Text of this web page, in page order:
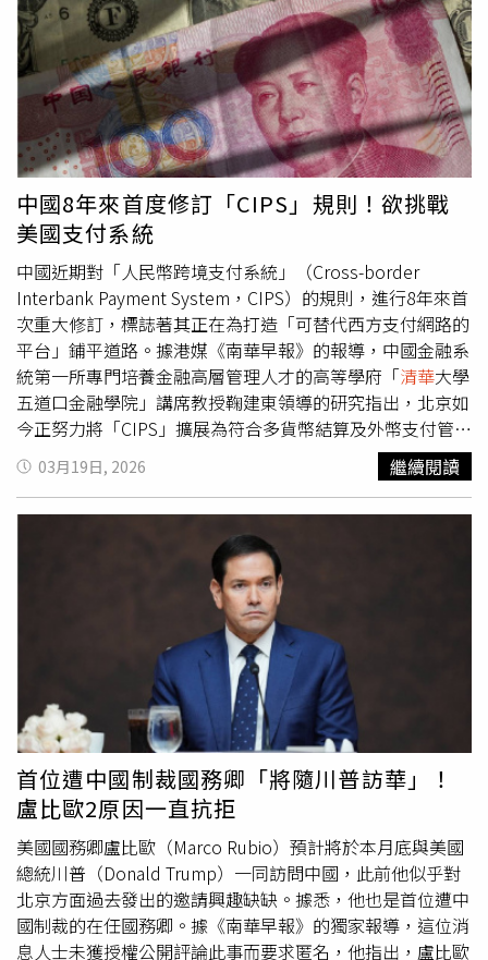
祖克伯曾於2019年發布Libra白皮書，聯合23家大型商業巨
頭成立協會，欲發行穩定幣。可想像臉書在發布前必曾告知
主管機關，但因穩定幣是全新的概念，主管機關最初可能未
了解未來有何影響，在最後意識到可能無法控制時一改態
度，踩了煞車，Fed聯手世界各國央行封殺，在2021年聯準
會主席鮑爾更曾言「若有了數位美元，就不需要穩定幣」，
最終協會成員紛紛退出，臉書宣布結束計畫。川普在2024
年7月時的宣示，等同決定了CBDC及穩定幣的升降。去年3
月我至香港時曾與財庫主管餐敘，當時對方提及香港將通過
穩定幣條例，但港幣本身即為非數位化的穩定幣，與美元聯
繫掛勾，我詢問是否有其他目的才須再發行穩定幣？對方避
而不答，但從日後香港的政策（5/21立法會通過穩定幣條
例，5/30刊憲）可知香港穩定幣政策的目的在於「境外人民
幣穩定幣」，其考量有二，首先，去中心化與共產主義矛
盾，中國不會以境內人民幣作為發行穩定幣的基礎，其二，
若以境內人民幣發行，出現問題時將影響整體中國金融市
場，但境外人民幣則無此憂慮。去年6月2日，香港穩定幣條
例刊憲後幾天，在台北某論壇，我提及「香港的立法，將是
貨幣代理人戰爭的序幕」，從英鎊、日圓至歐元，美元一直
以來想方設法阻擋其他貨幣挑戰美元霸權，如今，面對中
國，美元和境外人民幣間的貨幣戰爭不無可能，中國表面鴨
子划水，實則默默佈局，只是數位貨幣牽涉
decentralized（去中心化），近期有新聞表示中國官方態
度不願穩定幣過於火熱，可能也與當時臉書欲發行Libra相
似，對於穩定幣的後續影響謹慎面對。放眼各國，新加坡、
日本、韓國及歐盟除美元穩定幣外，即使比例不高，也都開
始推行自己貨幣的穩定幣，如日本已於2025年10月發行全
球首個日圓穩定幣，牽涉本國貨幣話語權之事，不可不慎。
台灣「虛擬資產服務法」已於去年6月送交行政院，立委日
前質詢金管會彭主委，法案何時送交立院，彭主委也無從回
答，且時過近一年，原本草案內容恐需修改。發行穩定幣除
立法外也需基礎設施，台灣目前有幾家非金融業的大型業
者，手握龐大美元資產，且世界供應鏈有整合需求，確實有
條件發行穩定幣。近日有媒體指出，Meta欲在2026下半年
重啟穩定幣，有別於當年法律不友善，如今美國已有法律框
架，不確定性消除，且政府行政立法單位態度更加友善，此
次也邀請其他數位金融業者共同參與，在2026年飛輪效應
施。根據《上海證券報》報導，新增銀行包括7家全國性股
份制商業銀行：中信銀行、中國光大銀行、華夏銀行、中國
民生銀行、廣發銀行、上海浦東發展銀行，以及浙商銀行。
此外，還將納入包括寧波銀行在內的5家城市商業銀行。目
前，僅有包括中國6大國有銀行在內的10家銀行，已整合進
數位人民幣網路。在中央銀行監督之下，這些商業銀行將負
責數位人民幣的日常運營，以及與反洗錢與身份驗證等相關
的合規審查。1月推出的新框架標誌著數位人民幣，從「數
位現金」轉向更深入整合進受監管金融體系。該框架允許持
有數位人民幣的授權商業銀行，將電子錢包餘額納入存款準
備金計算，並引入類似傳統銀行存款的計息功能。中國國家
金融與發展實驗室副主任楊濤在本月《清華金融評論》
（Tsinghua Financial Review）的1份報告中指出，該框架可
能有助於解決數位人民幣發展面臨的一些挑戰。他表示，這
些挑戰包括活躍用戶比例下降，以及轉帳交易金額遠高於消
費交易金額的問題。中國是首個推出中央銀行數位貨幣的大
型經濟體。數位人民幣於2019年首次試點，最初用於小規
模的日常交易，例如零售支付、政府補貼發放、薪資轉帳以
及公共交通費用。在消費券與退稅等公共部門激勵措施的支
持下，該數位貨幣已逐步獲得市場採用。根據中國人民銀行
發布的數據，截至2025年11月底，數位人民幣已處理34.8
億筆交易，總金額達16.7兆元人民幣（2.41兆美元）。然
而，中國對數位人民幣抱持更大的雄心，包括將其應用於債
券、跨境貿易及其他金融場景，並已於9月設立數位貨幣國
際運營中心。楊濤表示，數位貨幣有助於推動「人民幣國際
化」，但仍有許多工作需要完成。這與北京的核心政策目標
之一相契合，即在全球逐步走向「去美元化」的趨勢中提升
人民幣地位。「有必要重新審視數位人民幣的發展模式，」
楊濤表示，並指出該貨幣應同時定位為專業的銀行間結算工
具，以及普及型零售支付工具。他補充，該體系還應更積極
探索跨境創新，使支付功能與更廣泛的金融服務形成協同效
應。
中國8年來首度修訂「CIPS」規則！欲挑戰
美國支付系統
中國近期對「人民幣跨境支付系統」（Cross-border
Interbank Payment System，CIPS）的規則，進行8年來首
次重大修訂，標誌著其正在為打造「可替代西方支付網路的
平台」鋪平道路。據港媒《南華早報》的報導，中國金融系
統第一所專門培養金融高層管理人才的高等學府「清華大學
五道口金融學院」講席教授鞠建東領導的研究指出，北京如
今正努力將「CIPS」擴展為符合多貨幣結算及外幣支付管道
的全球平台，而不再僅限於人民幣跨境交易。修訂後的規
定，明確將系統職責範圍擴展至離岸人民幣（offshore
yuan）和「中國人民銀行批准的其他業務」，並要求為「透
過CIPS處理港幣等外幣跨境支付」制定單獨的操作指引。此
外，過去對金融機構參與的嚴格限制也被取消，運營機構可
自行制定管理規則，為吸引更多多樣化和創新參與者提供了
空間。鞠建東在上月發表於《中國金融》（China Finance）
期刊中的研究寫道，此舉「為CIPS與主流國際系統競爭與合
作，提供了新的可能性，這種靈活性將成為CIPS維持長期活
力和競爭力的基礎，並賦予其成為連接多種貨幣、服務複雜
跨境金融交易的基礎設施平台的潛力。」據悉，《中國金
融》期刊由中國中央銀行監管。近年來，北京不斷推動CIPS
作為人民幣國際化的工具，以及對抗西方主導網路的戰略替
代方案，尤其是在中美緊張局勢升級，和全球對美元霸權信
心動搖的背景下。儘管CIPS逐步在中國的非洲和亞洲貿易夥
伴中取得進展，但其規模仍遠小於成熟的全球支付系統，例
如美國的私有大額交易清算所「清算所銀行間支付系統」
（Clearing House Interbank Payments System，
CHIPS）。2025年，CIPS平均每日處理交易額為679.8億人
民幣（約合98.7億美元），僅為CHIPS每個工作日結算的國
03月19日, 2026 繼續閱讀
首位遭中國制裁國務卿「將隨川普訪華」！
盧比歐2原因一直抗拒
美國國務卿盧比歐（Marco Rubio）預計將於本月底與美國
總統川普（Donald Trump）一同訪問中國，此前他似乎對
北京方面過去發出的邀請興趣缺缺。據悉，他也是首位遭中
國制裁的在任國務卿。據《南華早報》的獨家報導，這位消
息人士未獲授權公開評論此事而要求匿名，他指出，盧比歐